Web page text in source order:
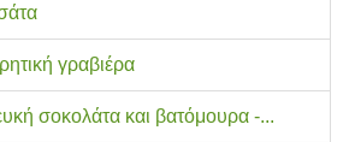
γραβιέρα
σοκολάτα και βατόμουρα -...